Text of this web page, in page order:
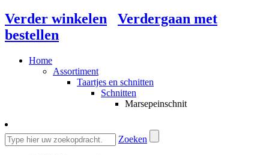
Verder winkelen
Verdergaan met
bestellen
Home
Assortiment
Taartjes en schnitten
Schnitten
Marsepeinschnit
Zoeken